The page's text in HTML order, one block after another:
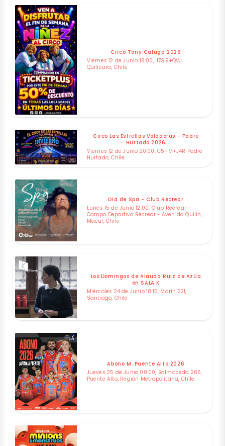
Circo Tony Caluga 2026
Viernes 12 de Junio 18:00, J7G9+QVJ
Quilicura, Chile
Circo Las Estrellas Voladoras - Padre
Hurtado 2026
Viernes 12 de Junio 20:00, C5HM+J4R Padre
Hurtado, Chile
Dia de Spa - Club Recrear
Lunes 15 de Junio 12:00, Club Recrear -
Campo Deportivo Recrear - Avenida Quilin,
Macul, Chile
Los Domingos de Alauda Ruiz de Azúa
en SALA K
Miércoles 24 de Junio 18:15, Marín 321,
Santiago, Chile
Abono M. Puente Alto 2026
Jueves 25 de Junio 00:00, Balmaceda 265,
Puente Alto, Región Metropolitana, Chile